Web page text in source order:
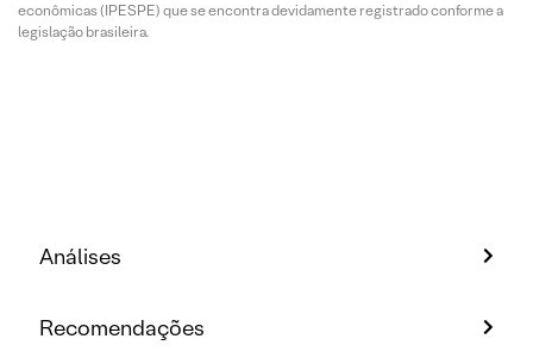
econômicas (IPESPE) que se encontra devidamente registrado conforme a
legislação brasileira.
Análises
Recomendações